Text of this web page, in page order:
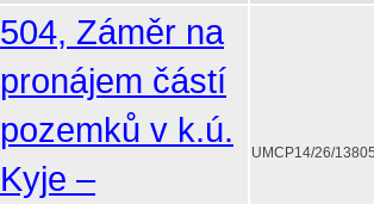
504, Záměr na
pronájem částí
pozemků v k.ú.
Kyje –
UMCP14/26/